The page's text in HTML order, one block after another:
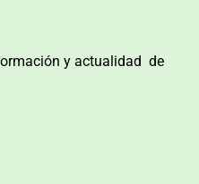
y actualidad de